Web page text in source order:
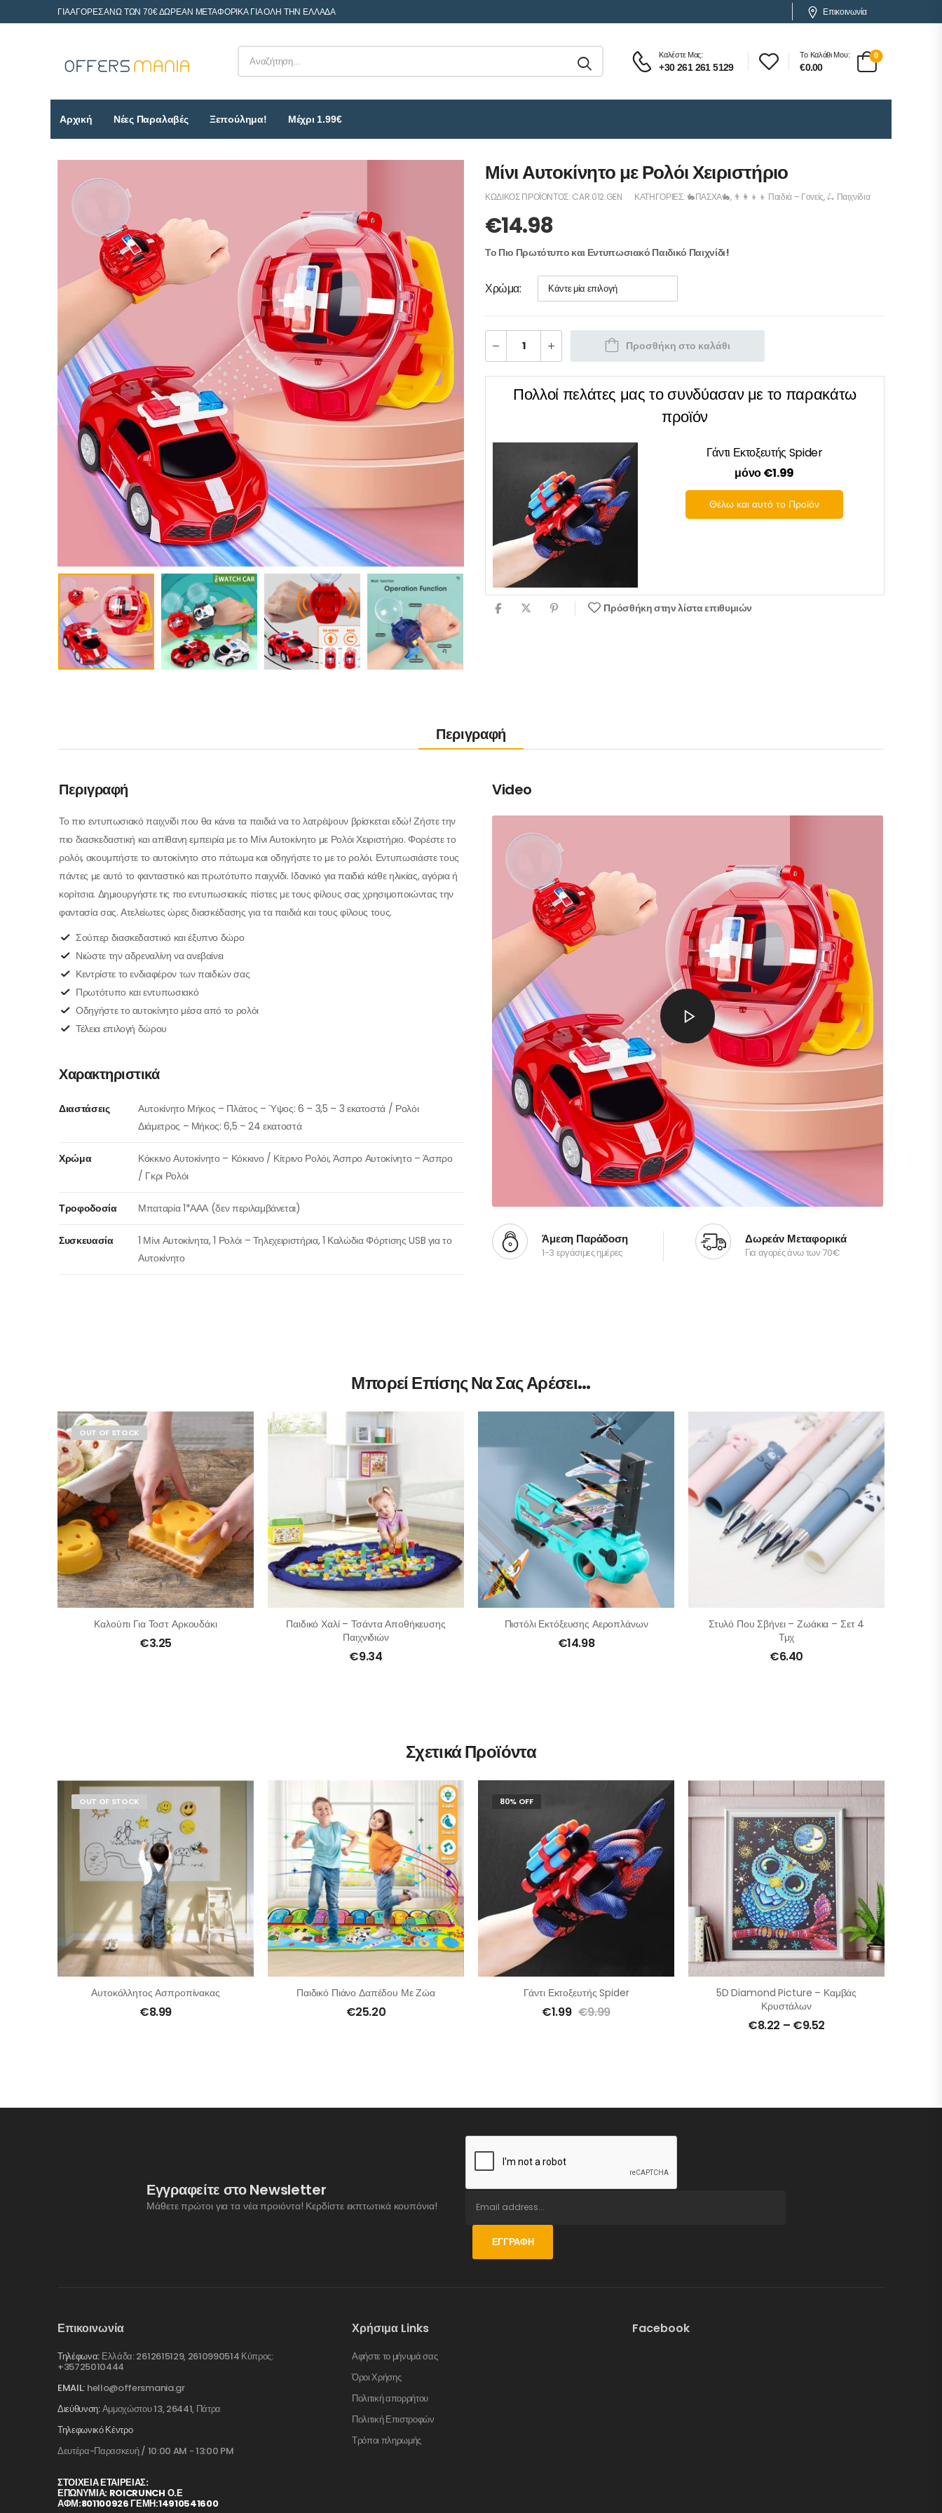
ΓΙΑ ΑΓΟΡΕΣ ΑΝΩ ΤΩΝ 70€ ΔΩΡΕΑΝ ΜΕΤΑΦΟΡΙΚΑ ΓΙΑ ΟΛΗ ΤΗΝ ΕΛΛΑΔΑ Επικοινωνία
Καλέστε Μας:
+30 261 261 5129
Το Καλάθι Μου:
€0.00
0
Αρχική Νέες Παραλαβές Ξεπούλημα! Μέχρι 1.99€
Μίνι Αυτοκίνητο με Ρολόι Χειριστήριο
ΚΩΔΙΚΌΣ ΠΡΟΪΌΝΤΟΣ: CAR.012.GEN ΚΑΤΗΓΟΡΊΕΣ:🐇ΠΑΣΧΑ🐇, 👨‍👩‍👦‍👦 Παιδιά – Γονείς,🛴 Παιχνίδια
€14.98
Το Πιο Πρωτότυπο και Εντυπωσιακό Παιδικό Παιχνίδι!
Χρώμα
Προσθήκη στο καλάθι
Πολλοί πελάτες μας το συνδύασαν με το παρακάτω
προϊόν
Γάντι Εκτοξευτής Spider
μόνο €1.99
Θέλω και αυτό το Προϊόν
Πρόσθήκη στην λίστα επιθυμιών
Περιγραφή
Περιγραφή
Το πιο εντυπωσιακό παιχνίδι που θα κάνει τα παιδιά να το λατρέψουν βρίσκεται εδώ! Ζήστε την
πιο διασκεδαστική και απίθανη εμπειρία με το Μίνι Αυτοκίνητο με Ρολόι Χειριστήριο. Φορέστε το
ρολόι, ακουμπήστε το αυτοκίνητο στο πάτωμα και οδηγήστε το με το ρολόι. Εντυπωσιάστε τους
πάντες με αυτό το φανταστικό και πρωτότυπο παιχνίδι. Ιδανικό για παιδιά κάθε ηλικίας, αγόρια ή
κορίτσια. Δημιουργήστε τις πιο εντυπωσιακές πίστες με τους φίλους σας χρησιμοποιώντας την
φαντασία σας. Ατελείωτες ώρες διασκέδασης για τα παιδιά και τους φίλους τους.
Σούπερ διασκεδαστικό και έξυπνο δώρο
Νιώστε την αδρεναλίνη να ανεβαίνει
Κεντρίστε το ενδιαφέρον των παιδιών σας
Πρωτότυπο και εντυπωσιακό
Οδηγήστε το αυτοκίνητο μέσα από το ρολόι
Τέλεια επιλογή δώρου
Χαρακτηριστικά
Διαστάσεις
Αυτοκίνητο Μήκος – Πλάτος – Ύψος: 6 – 3,5 – 3 εκατοστά / Ρολόι
Διάμετρος – Μήκος: 6,5 – 24 εκατοστά
Χρώμα
Κόκκινο Αυτοκίνητο – Κόκκινο / Κίτρινο Ρολόι, Άσπρο Αυτοκίνητο – Άσπρο
/ Γκρι Ρολόι
Τροφοδοσία Μπαταρία 1*ΑΑΑ (δεν περιλαμβάνεται)
Συσκευασία
1 Μίνι Αυτοκίνητα, 1 Ρολόι – Τηλεχειριστήρια, 1 Καλώδια Φόρτισης USB για το
Αυτοκίνητο
Video
Άμεση Παράδοση
1-3 εργάσιμες ημέρες
Δωρεάν Μεταφορικά
Για αγορές άνω των 70€
Μπορεί Επίσης Να Σας Αρέσει…
OUT OF STOCK
Καλούπι Για Τοστ Αρκουδάκι
€3.25
Παιδικό Χαλί – Τσάντα Αποθήκευσης
Παιχνιδιών
€9.34
Πιστόλι Εκτόξευσης Αεροπλάνων
€14.98
Στυλό Που Σβήνει – Ζωάκια – Σετ 4
Τμχ
€6.40
Σχετικά Προϊόντα
OUT OF STOCK
Αυτοκόλλητος Ασπροπίνακας
€8.99
Παιδικό Πιάνο Δαπέδου Με Ζώα
€25.20
80% OFF
Γάντι Εκτοξευτής Spider
€1.99 €9.99
5D Diamond Picture – Καμβάς
Κρυστάλων
€8.22 – €9.52
Εγγραφείτε στο Newsletter
Μάθετε πρώτοι για τα νέα προιόντα! Κερδίστε εκπτωτικά κουπόνια!
ΕΓΓΡΑΦΉ
Επικοινωνία
Τηλέφωνα: Ελλάδα: 2612615129, 2610990514 Κύπρος:
+35725010444
EMAIL: hello@offersmania.gr
Διεύθυνση:Αμμοχώστου 13, 26441, Πάτρα
Τηλεφωνικό Κέντρο
Δευτέρα-Παρασκευή / 10:00 AM - 13:00 PM
ΣΤΟΙΧΕΊΑ ΕΤΑΙΡΕΊΑΣ:
ΕΠΩΝΥΜΙΑ: ROICRUNCH Ο.Ε
ΑΦΜ:801100926 ΓΕΜΗ:14910541600
Χρήσιμα Links
Αφήστε το μήνυμά σας
Όροι Χρήσης
Πολιτική απορρήτου
Πολιτική Επιστροφών
Τρόποι πληρωμής
Facebook